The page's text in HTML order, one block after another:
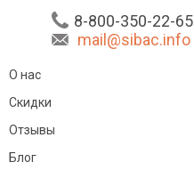
8-800-350-22-65
mail@sibac.info
О нас
Скидки
Отзывы
Блог